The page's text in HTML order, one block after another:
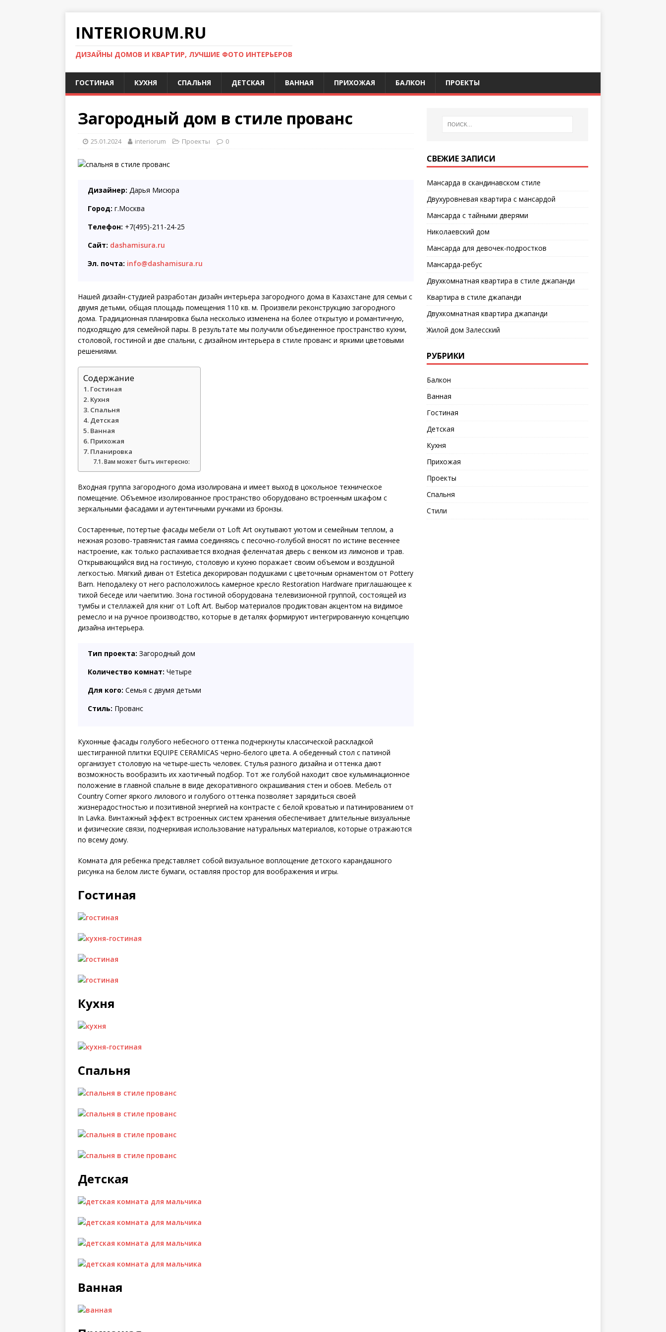
INTERIORUM.RU
ДИЗАЙНЫ ДОМОВ И КВАРТИР, ЛУЧШИЕ ФОТО ИНТЕРЬЕРОВ
ГОСТИНАЯ КУХНЯ СПАЛЬНЯ ДЕТСКАЯ ВАННАЯ ПРИХОЖАЯ БАЛКОН ПРОЕКТЫ
Загородный дом в стиле прованс
25.01.2024 interiorum Проекты 0
Дизайнер: Дарья Мисюра
Город: г.Москва
Телефон: +7(495)-211-24-25
Сайт: dashamisura.ru
Эл. почта: info@dashamisura.ru
Нашей дизайн-студией разработан дизайн интерьера загородного дома в Казахстане для семьи с
двумя детьми, общая площадь помещения 110 кв. м. Произвели реконструкцию загородного
дома. Традиционная планировка была несколько изменена на более открытую и романтичную,
подходящую для семейной пары. В результате мы получили объединенное пространство кухни,
столовой, гостиной и две спальни, с дизайном интерьера в стиле прованс и яркими цветовыми
решениями.
Содержание
Гостиная
Кухня
Спальня
Детская
Ванная
Прихожая
Планировка
Вам может быть интересно:
Входная группа загородного дома изолирована и имеет выход в цокольное техническое
помещение. Объемное изолированное пространство оборудовано встроенным шкафом с
зеркальными фасадами и аутентичными ручками из бронзы.
Состаренные, потертые фасады мебели от Loft Art окутывают уютом и семейным теплом, а
нежная розово-травянистая гамма соединяясь с песочно-голубой вносят по истине весеннее
настроение, как только распахивается входная феленчатая дверь c венком из лимонов и трав.
Открывающийся вид на гостиную, столовую и кухню поражает своим объемом и воздушной
легкостью. Мягкий диван от Estetica декорирован подушками с цветочным орнаментом от Pottery
Barn. Неподалеку от него расположилось камерное кресло Restoration Hardware приглашающее к
тихой беседе или чаепитию. Зона гостиной оборудована телевизионной группой, состоящей из
тумбы и стеллажей для книг от Loft Art. Выбор материалов продиктован акцентом на видимое
ремесло и на ручное производство, которые в деталях формируют интегрированную концепцию
дизайна интерьера.
Тип проекта: Загородный дом
Количество комнат: Четыре
Для кого: Семья с двумя детьми
Стиль: Прованс
Кухонные фасады голубого небесного оттенка подчеркнуты классической раскладкой
шестигранной плитки EQUIPE CERAMICAS черно-белого цвета. А обеденный стол с патиной
организует столовую на четыре-шесть человек. Стулья разного дизайна и оттенка дают
возможность вообразить их хаотичный подбор. Тот же голубой находит свое кульминационное
положение в главной спальне в виде декоративного окрашивания стен и обоев. Мебель от
Country Corner яркого лилового и голубого оттенка позволяет зарядиться своей
жизнерадостностью и позитивной энергией на контрасте с белой кроватью и патинированием от
In Lavka. Винтажный эффект встроенных систем хранения обеспечивает длительные визуальные
и физические связи, подчеркивая использование натуральных материалов, которые отражаются
по всему дому.
Комната для ребенка представляет собой визуальное воплощение детского карандашного
рисунка на белом листе бумаги, оставляя простор для воображения и игры.
Гостиная
Кухня
Спальня
Детская
Ванная
СВЕЖИЕ ЗАПИСИ
Мансарда в скандинавском стиле
Двухуровневая квартира с мансардой
Мансарда с тайными дверями
Николаевский дом
Мансарда для девочек-подростков
Мансарда-ребус
Двухкомнатная квартира в стиле джапанди
Квартира в стиле джапанди
Двухкомнатная квартира джапанди
Жилой дом Залесский
РУБРИКИ
Балкон
Ванная
Гостиная
Детская
Кухня
Прихожая
Проекты
Спальня
Стили